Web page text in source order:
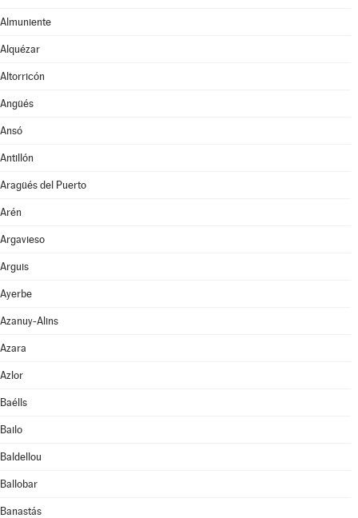
Almuniente
Alquézar
Altorricón
Angüés
Ansó
Antillón
Aragüés del Puerto
Arén
Argavieso
Arguis
Ayerbe
Azanuy-Alins
Azara
Azlor
Baélls
Bailo
Baldellou
Ballobar
Banastás